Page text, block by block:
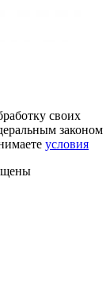
своих
законом
условия